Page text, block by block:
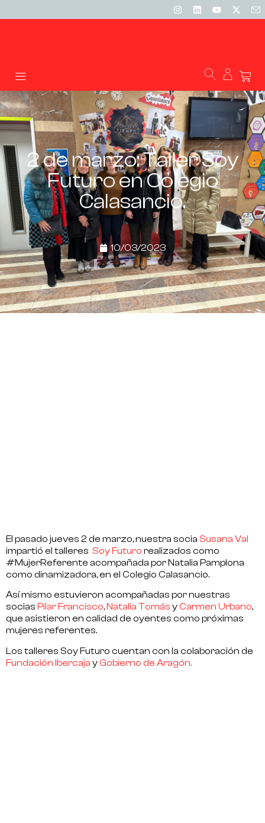
2 de marzo: Taller Soy
Futuro en Colegio
Calasancio.
10/03/2023
El pasado jueves 2 de marzo, nuestra socia Susana Val
impartió el talleres Soy Futuro realizados como
#MujerReferente acompañada por Natalia Pamplona
como dinamizadora, en el Colegio Calasancio.
Así mismo estuvieron acompañadas por nuestras
socias Pilar Francisco, Natalia Tomás yCarmen Urbano,
que asistieron en calidad de oyentes como próximas
mujeres referentes.
Los talleres Soy Futuro cuentan con la colaboración de
Fundación Ibercaja yGobierno de Aragón.